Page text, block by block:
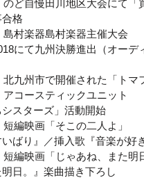
ど自慢田川地区大会にて「
格
村楽器島村楽器主催大会
にて九州決勝進出（オーデ
九州市で開催された「トマ
コースティックユニット
シスターズ」活動開始
編映画「そこの二人よ」
ばり』／挿入歌『音楽が好
編映画「じゃあね、また明
日。』楽曲描き下ろし